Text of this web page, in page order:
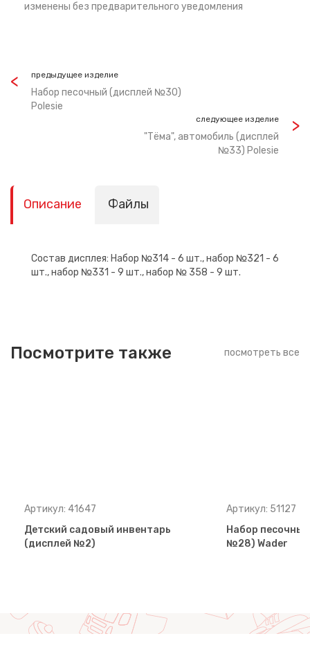
изменены без предварительного уведомления
предыдущее изделие
Набор песочный (дисплей №30)
Polesie
следующее изделие
"Тёма", автомобиль (дисплей
№33) Polesie
Описание Файлы
Состав дисплея: Набор №314 - 6 шт., набор №321 - 6
шт., набор №331 - 9 шт., набор № 358 - 9 шт.
Посмотрите также посмотреть все
Артикул: 41647
Детский садовый инвентарь
(дисплей №2)
Артикул: 51127
Набор
№28) Wader